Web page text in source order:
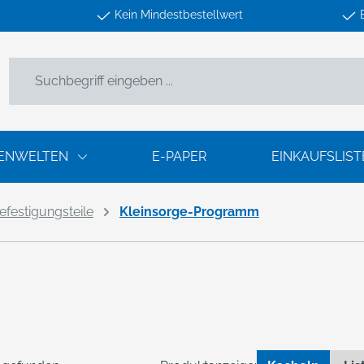
Kein Mindestbestellwert
E-PAPER
Kleinsorge-Programm